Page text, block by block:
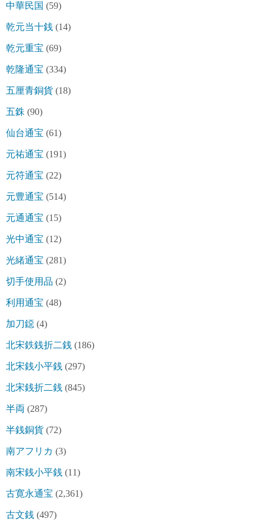
中華民国 (59)
乾元当十銭 (14)
乾元重宝 (69)
乾隆通宝 (334)
五厘青銅貨 (18)
五銖 (90)
仙台通宝 (61)
元祐通宝 (191)
元符通宝 (22)
元豊通宝 (514)
元通通宝 (15)
光中通宝 (12)
光緒通宝 (281)
切手使用品 (2)
利用通宝 (48)
加刀鐚 (4)
北宋鉄銭折二銭 (186)
北宋銭小平銭 (297)
北宋銭折二銭 (845)
半両 (287)
半銭銅貨 (72)
南アフリカ (3)
南宋銭小平銭 (11)
古寛永通宝 (2,361)
古文銭 (497)